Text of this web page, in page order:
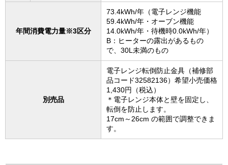
年間消費電力量※3区分
73.4kWh/年（電子レンジ機能
59.4kWh/年・オーブン機能
14.0kWh/年・待機時0.0kWh/年）
B：ヒーターの露出があるもの
で、30L未満のもの
別売品
電子レンジ転倒防止金具（補修部
品コード32582136）希望小売価格
1,430円（税込）
＊電子レンジ本体と壁を固定し、
転倒を防止します。
17cm～26cm の範囲で調整できま
す。